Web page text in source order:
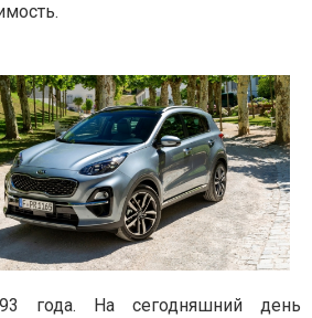
года. На сегодняшний день